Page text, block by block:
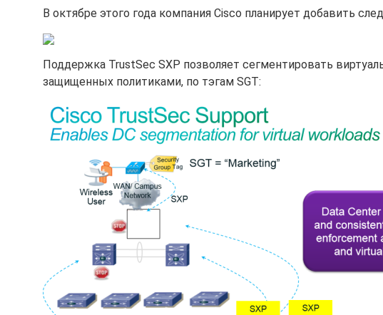
В октябре этого года компания Cisco планирует добавить
Поддержка TrustSec SXP позволяет сегментировать
защищенных политиками, по тэгам SGT: